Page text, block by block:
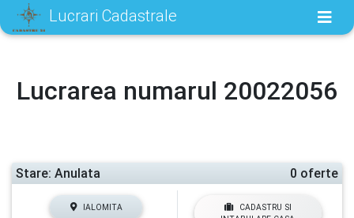
Lucrari Cadastrale
Lucrarea numarul 20022056
Stare: Anulata 0 oferte
IALOMITA
CADASTRU SI